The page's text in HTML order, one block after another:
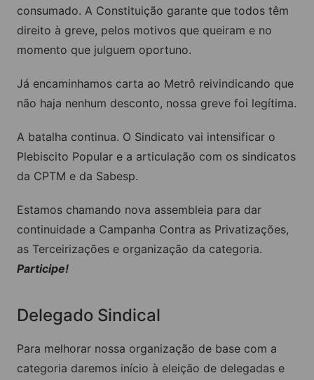
consumado. A Constituição garante que todos têm
direito à greve, pelos motivos que queiram e no
momento que julguem oportuno.
Já encaminhamos carta ao Metrô reivindicando que
não haja nenhum desconto, nossa greve foi legítima.
A batalha continua. O Sindicato vai intensificar o
Plebiscito Popular e a articulação com os sindicatos
da CPTM e da Sabesp.
Estamos chamando nova assembleia para dar
continuidade a Campanha Contra as Privatizações,
as Terceirizações e organização da categoria.
Participe!
Delegado Sindical
Para melhorar nossa organização de base com a
categoria daremos início à eleição de delegadas e